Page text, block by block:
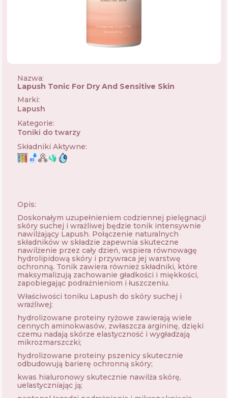
Nazwa:
Lapush Tonic For Dry And Sensitive Skin
Marki:
Lapush
Kategorie:
Toniki do twarzy
Składniki Aktywne:
Opis:
Doskonałym uzupełnieniem codziennej pielęgnacji
skóry suchej i wrażliwej będzie tonik intensywnie
nawilżający Lapush. Połączenie naturalnych
składników w składzie zapewnia skuteczne
nawilżenie przez cały dzień, wspiera równowagę
hydrolipidową skóry i przywraca jej warstwę
ochronną. Tonik zawiera również składniki, które
maksymalizują zachowanie gładkości i miękkości,
zapobiegając podrażnieniom i łuszczeniu.
Właściwości toniku Lapush do skóry suchej i
wrażliwej:
hydrolizowane proteiny ryżowe zawierają wiele
cennych aminokwasów, zwłaszcza argininę, dzięki
czemu nadają skórze elastyczność i wygładzają
mikrozmarszczki;
hydrolizowane proteiny pszenicy skutecznie
odbudowują barierę ochronną skóry;
kwas hialuronowy skutecznie nawilża skórę,
uelastyczniając ją;